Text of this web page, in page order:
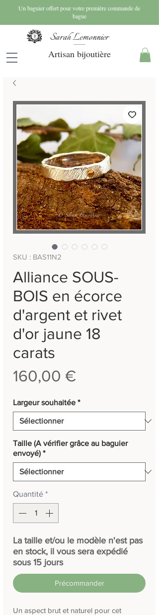
Un baguier offert pour votre première commande de
bague
Sarah Lemonnier
Artisan bijoutière
SKU : BAS11N2
Alliance SOUS-
BOIS en écorce
d'argent et rivet
d'or jaune 18
carats
160,00 €
Largeur souhaitée *
Taille (A vérifier grâce au baguier
envoyé) *
Quantité *
La taille et/ou le modèle n'est pas
en stock, il vous sera expédié
sous 15 jours
Précommander
Un aspect brut et naturel pour cet